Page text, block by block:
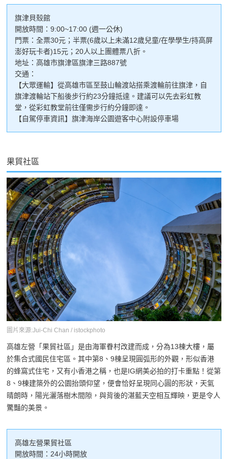
旗津貝殼館
開放時間：9:00~17:00 (週一公休)
門票：全票30元；半票(6歲以上未滿12歲兒童/在學學生/持高屏
澎好玩卡者)15元；20人以上團體票八折。
地址：高雄市旗津區旗津三路887號
交通：
【大眾運輸】從高雄市區至鼓山輪渡站搭乘渡輪前往旗津，自
旗津渡輪站下船後步行約23分鐘抵達。建議可以先去彩虹教
堂，從彩虹教堂前往僅需步行約分鐘即達。
【自駕停車資訊】旗津海岸公園遊客中心附設停車場
果貿社區
圖片來源:Jui-Chi Chan / istockphoto
高雄左營「果貿社區」是由海軍眷村改建而成，分為13棟大樓，屬
於集合式國民住宅區。其中第8、9棟呈現圓弧形的外觀，形似香港
的蜂窩式住宅，又有小香港之稱，也是IG網美必拍的打卡重點！從第
8、9棟建築外的公園抬頭仰望，便會恰好呈現同心圓的形狀，天氣
晴朗時，陽光灑落樹木間隙，與背後的湛藍天空相互輝映，更是令人
驚豔的美景。
高雄左營果貿社區
開放時間：24小時開放